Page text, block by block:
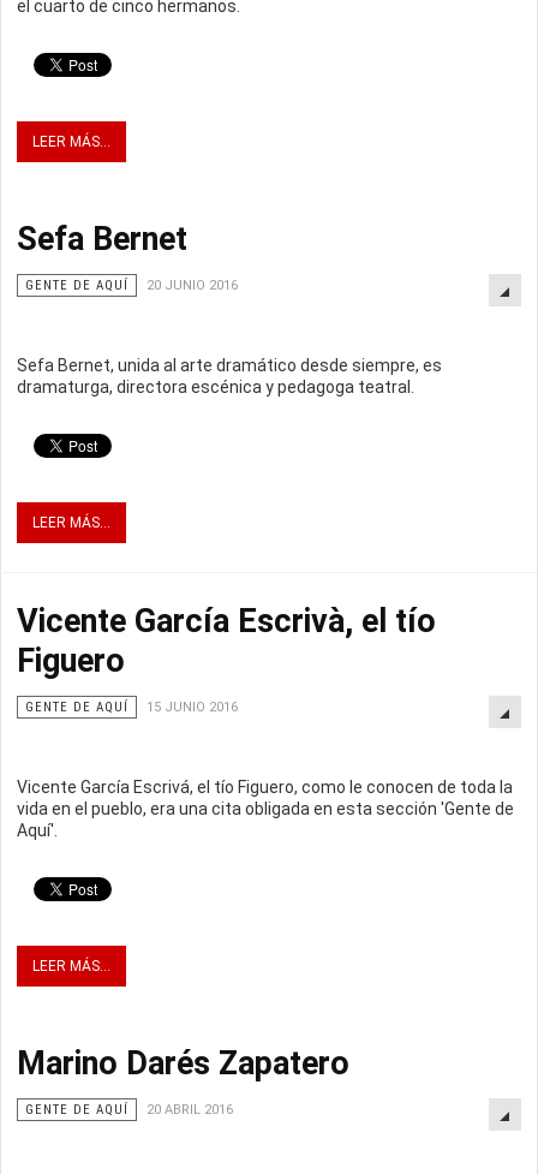
el cuarto de cinco hermanos.
LEER MÁS...
Sefa Bernet
GENTE DE AQUÍ 20 JUNIO 2016
Sefa Bernet, unida al arte dramático desde siempre, es
dramaturga, directora escénica y pedagoga teatral.
LEER MÁS...
Vicente García Escrivà, el tío
Figuero
GENTE DE AQUÍ 15 JUNIO 2016
Vicente García Escrivá, el tío Figuero, como le conocen de toda la
vida en el pueblo, era una cita obligada en esta sección 'Gente de
Aquí'.
LEER MÁS...
Marino Darés Zapatero
GENTE DE AQUÍ 20 ABRIL 2016